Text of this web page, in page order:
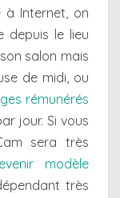
à Internet, on
depuis le lieu
salon mais
de midi, ou
rémunérés
jour. Si vous
sera très
modèle
très